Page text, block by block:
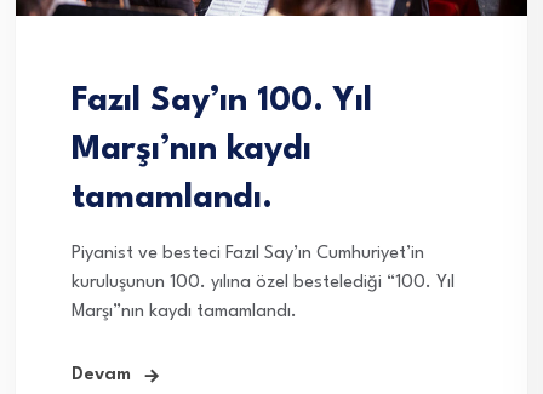
Fazıl Say’ın 100. Yıl
Marşı’nın kaydı
tamamlandı.
Piyanist ve besteci Fazıl Say’ın Cumhuriyet’in
kuruluşunun 100. yılına özel bestelediği “100. Yıl
Marşı”nın kaydı tamamlandı.
Devam